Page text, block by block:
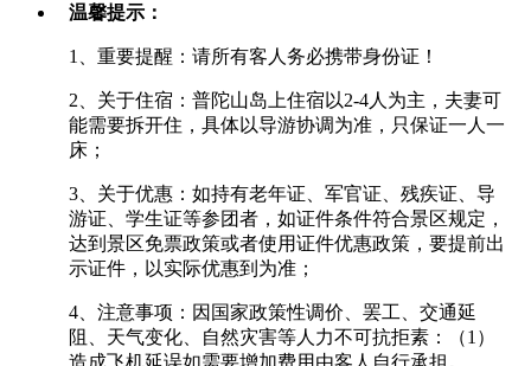
温馨提示：
1、重要提醒：请所有客人务必携带身份证！
2、关于住宿：普陀山岛上住宿以2-4人为主，夫妻可
能需要拆开住，具体以导游协调为准，只保证一人一
床；
3、关于优惠：如持有老年证、军官证、残疾证、导
游证、学生证等参团者，如证件条件符合景区规定，
达到景区免票政策或者使用证件优惠政策，要提前出
示证件，以实际优惠到为准；
4、注意事项：因国家政策性调价、罢工、交通延
阻、天气变化、自然灾害等人力不可抗拒素：（1）
造成飞机延误如需要增加费用由客人自行承担。